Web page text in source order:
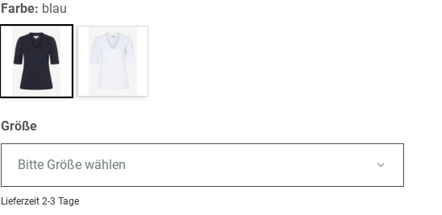
Farbe: blau
Größe
Bitte Größe wählen
Lieferzeit 2-3 Tage